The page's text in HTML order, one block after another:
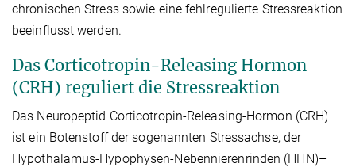
chronischen Stress sowie eine fehlregulierte Stressreaktion
beeinflusst werden.
Das Corticotropin-Releasing Hormon
(CRH) reguliert die Stressreaktion
Das Neuropeptid Corticotropin-Releasing-Hormon (CRH)
ist ein Botenstoff der sogenannten Stressachse, der
Hypothalamus-Hypophysen-Nebennierenrinden (HHN)–